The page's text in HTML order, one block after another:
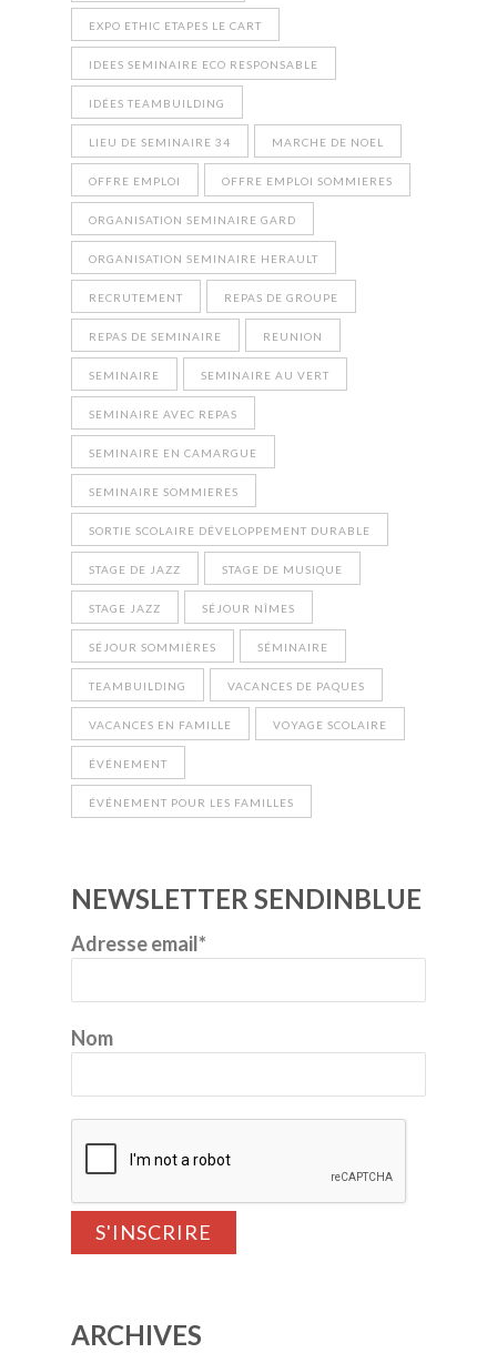
EXPO ETHIC ETAPES LE CART
IDEES SEMINAIRE ECO RESPONSABLE
IDÉES TEAMBUILDING
LIEU DE SEMINAIRE 34 MARCHE DE NOEL
OFFRE EMPLOI OFFRE EMPLOI SOMMIERES
ORGANISATION SEMINAIRE GARD
ORGANISATION SEMINAIRE HERAULT
RECRUTEMENT REPAS DE GROUPE
REPAS DE SEMINAIRE REUNION
SEMINAIRE SEMINAIRE AU VERT
SEMINAIRE AVEC REPAS
SEMINAIRE EN CAMARGUE
SEMINAIRE SOMMIERES
SORTIE SCOLAIRE DÉVELOPPEMENT DURABLE
STAGE DE JAZZ STAGE DE MUSIQUE
STAGE JAZZ SÉJOUR NÎMES
SÉJOUR SOMMIÈRES SÉMINAIRE
TEAMBUILDING VACANCES DE PAQUES
VACANCES EN FAMILLE VOYAGE SCOLAIRE
ÉVÉNEMENT
ÉVÉNEMENT POUR LES FAMILLES
NEWSLETTER SENDINBLUE
Adresse email*
Nom
ARCHIVES